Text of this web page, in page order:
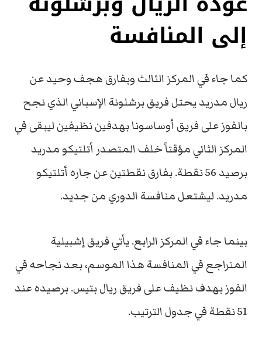
إلى المنافسة
كما جاء في المركز الثالث وبفارق هجف وحيد عن
ريال مدريد يحتل فريق برشلونة الإسباني الذي نجح
بالفوز على فريق أوساسونا بهدفين نظيفين ليبقى في
المركز الثاني مؤقتاً خلف المتصدر أتلتيكو مدريد
برصيد 56 نقطة. بفارق نقطتين عن جاره أتلتيكو
مدريد. ليشتعل منافسة الدوري من جديد.
بينما جاء في المركز الرابع. يأتي فريق إشبيلية
المتراجع في المنافسة هذا الموسم، بعد نجاحه في
الفوز بهدف نظيف على فريق ريال بتيس. برصيده عند
51 نقطة في جدول الترتيب.